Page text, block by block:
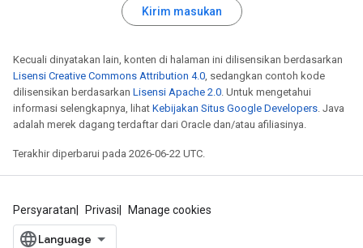
Kirim masukan
Kecuali dinyatakan lain, konten di halaman ini dilisensikan berdasarkan
Lisensi Creative Commons Attribution 4.0, sedangkan contoh kode
dilisensikan berdasarkan Lisensi Apache 2.0. Untuk mengetahui
informasi selengkapnya, lihat Kebijakan Situs Google Developers. Java
adalah merek dagang terdaftar dari Oracle dan/atau afiliasinya.
Terakhir diperbarui pada 2026-06-22 UTC.
Persyaratan Privasi Manage cookies